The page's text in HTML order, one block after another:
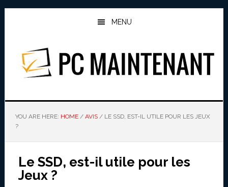
Skip
Skip
MENU
PC MAINTENANT
YOU ARE HERE: HOME / AVIS /LE SSD, EST-IL UTILE POUR LES JEUX
?
Le SSD, est-il utile pour les
Jeux ?